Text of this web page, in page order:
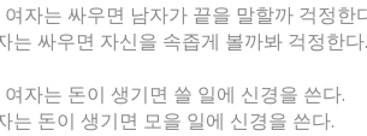
여자는 싸우면 남자가 끝을 말할까 걱정한
는 싸우면 자신을 속좁게 볼까봐 걱정한다.
여자는 돈이 생기면 쓸 일에 신경을 쓴다.
는 돈이 생기면 모을 일에 신경을 쓴다.